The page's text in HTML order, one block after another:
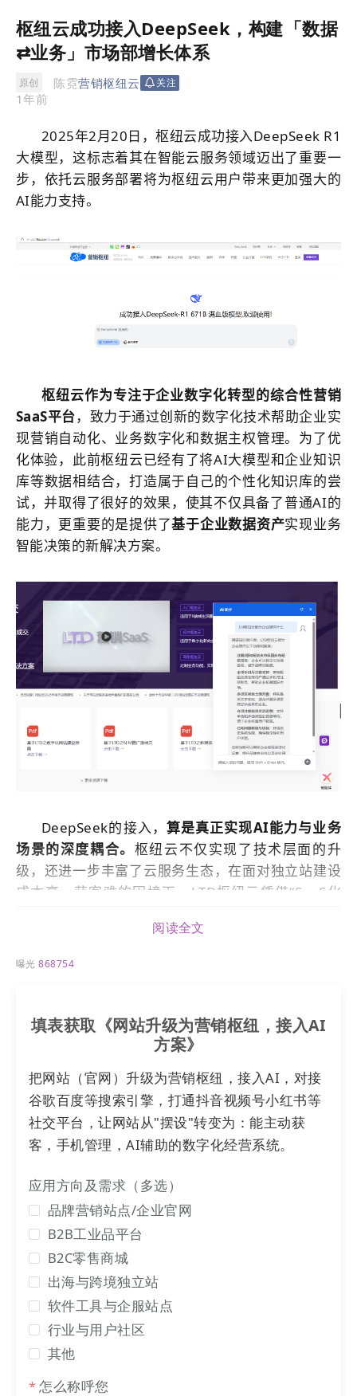
枢纽云成功接入DeepSeek，构建「数据
⇄业务」市场部增长体系
原创 陈霓营销枢纽云 关注
1年前
2025年2月20日，枢纽云成功接入DeepSeek R1
大模型，这标志着其在智能云服务领域迈出了重要一
步，依托云服务部署将为枢纽云用户带来更加强大的
AI能力支持。
枢纽云作为专注于企业数字化转型的综合性营销
SaaS平台，致力于通过创新的数字化技术帮助企业实
现营销自动化、业务数字化和数据主权管理。为了优
化体验，此前枢纽云已经有了将AI大模型和企业知识
库等数据相结合，打造属于自己的个性化知识库的尝
试，并取得了很好的效果，使其不仅具备了普通AI的
能力，更重要的是提供了基于企业数据资产实现业务
智能决策的新解决方案。
DeepSeek的接入， 算是真正实现AI能力与业务
场景的深度耦合。 枢纽云不仅实现了技术层面的升
级，还进一步丰富了云服务生态，在面对独立站建设
成本高、获客难的困境下，LTD枢纽云凭借“SaaS化
LTD，22集团旗下公司，22
一商务，自08年以来始终坚持“让生意变简单”的使
命。为客户实现：“营销有枢纽，链接有
有商标，知产有保护，把创意推市场；业务（生意）
进系统，客户找上门，销售自动化，服务在线化。”
助力您靠实力把企业做更大！
阅读全文
曝光868754
填表获取《网站升级为营销枢纽，接入AI
方案》
把网站（官网）升级为营销枢纽，接入AI，对接
谷歌百度等搜索引擎，打通抖音视频号小红书等
社交平台，让网站从"摆设"转变为：能主动获
客，手机管理，AI辅助的数字化经营系统。
应用方向及需求（多选）
品牌营销站点/企业官网
B2B工业品平台
B2C零售商城
出海与跨境独立站
软件工具与企服站点
行业与用户社区
其他
怎么称呼您